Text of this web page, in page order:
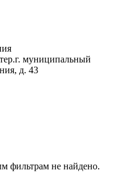
муниципальный
д. 43
фильтрам не найдено.